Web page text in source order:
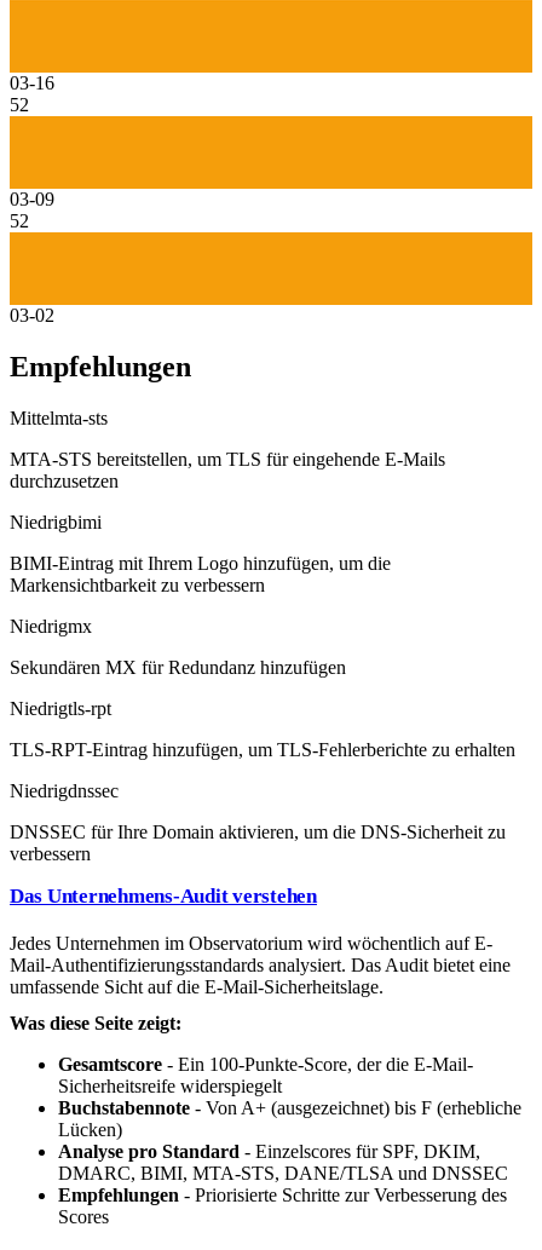
03-16
52
03-09
52
03-02
Empfehlungen
Mittelmta-sts
MTA-STS bereitstellen, um TLS für eingehende E-Mails
durchzusetzen
Niedrigbimi
BIMI-Eintrag mit Ihrem Logo hinzufügen, um die
Markensichtbarkeit zu verbessern
Niedrigmx
Sekundären MX für Redundanz hinzufügen
Niedrigtls-rpt
TLS-RPT-Eintrag hinzufügen, um TLS-Fehlerberichte zu erhalten
Niedrigdnssec
DNSSEC für Ihre Domain aktivieren, um die DNS-Sicherheit zu
verbessern
Das Unternehmens-Audit verstehen
Jedes Unternehmen im Observatorium wird wöchentlich auf E-
Mail-Authentifizierungsstandards analysiert. Das Audit bietet eine
umfassende Sicht auf die E-Mail-Sicherheitslage.
Was diese Seite zeigt:
Gesamtscore - Ein 100-Punkte-Score, der die E-Mail-
Sicherheitsreife widerspiegelt
Buchstabennote - Von A+ (ausgezeichnet) bis F (erhebliche
Lücken)
Analyse pro Standard - Einzelscores für SPF, DKIM,
DMARC, BIMI, MTA-STS, DANE/TLSA und DNSSEC
Empfehlungen - Priorisierte Schritte zur Verbesserung des
Scores